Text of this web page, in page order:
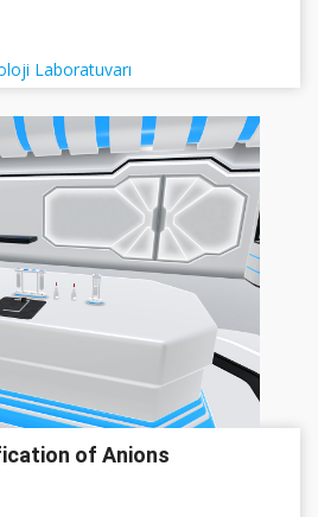
Laboratuvarı
of Anions